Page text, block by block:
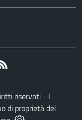
riservati - I
di proprietà del